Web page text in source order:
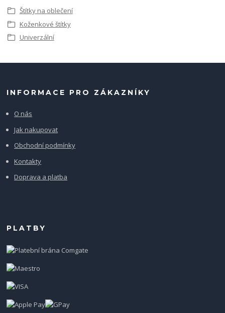
Štítky na oblečení
Koženkové štítky
Univerzální
INFORMACE PRO ZÁKAZNÍKY
O nás
Jak nakupovat
Obchodní podmínky
Kontakty
Doprava a platba
PLATBY